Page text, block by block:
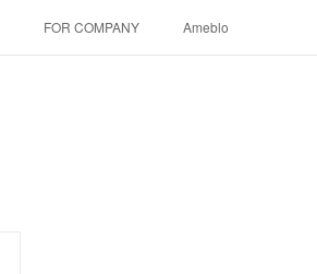
FOR COMPANY Ameblo